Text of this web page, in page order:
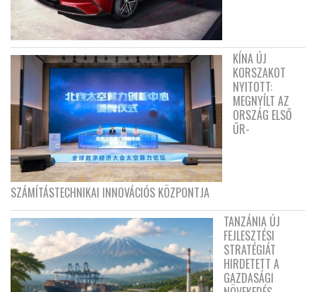
KÍNA ÚJ
KORSZAKOT
NYITOTT:
MEGNYÍLT AZ
ORSZÁG ELSŐ
ŰR-
SZÁMÍTÁSTECHNIKAI INNOVÁCIÓS KÖZPONTJA
TANZÁNIA ÚJ
FEJLESZTÉSI
STRATÉGIÁT
HIRDETETT A
GAZDASÁGI